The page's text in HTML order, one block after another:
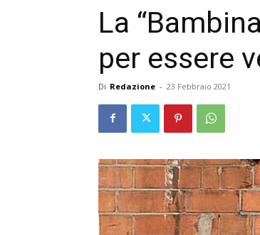
La
per essere
Di Redazione - 23 Febbraio 2021